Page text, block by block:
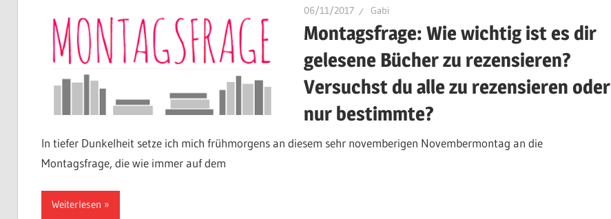
06/11/2017 Gabi
Montagsfrage: Wie wichtig ist es dir
gelesene Bücher zu rezensieren?
Versuchst du alle zu rezensieren oder
nur bestimmte?
In tiefer Dunkelheit setze ich mich frühmorgens an diesem sehr novemberigen Novembermontag an die
Montagsfrage, die wie immer auf dem
Weiterlesen